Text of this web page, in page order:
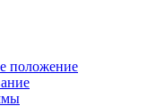
положение